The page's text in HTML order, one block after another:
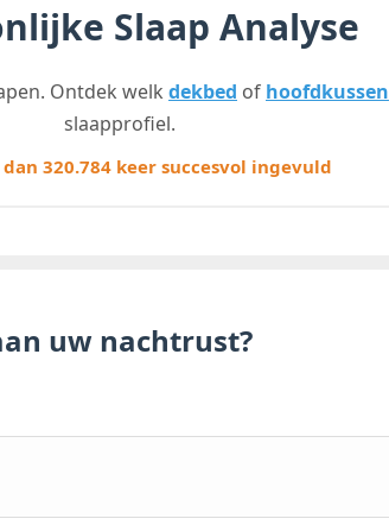
Slaap Analyse
Ontdek welk dekbed of hoofdkussen
slaapprofiel.
320.784keer succesvol ingevuld
uw nachtrust?